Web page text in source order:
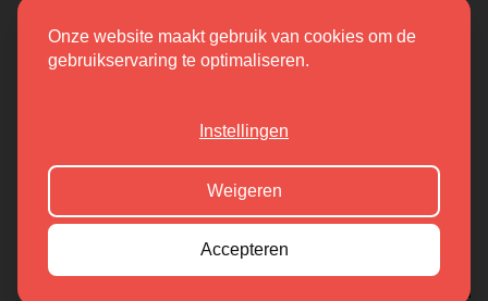
PR linkbuilding
(9.7/10)
Copyright 2026 Markant Internet
Cookieoverzicht
Privacy Policy
Onze website maakt gebruik van cookies om de
gebruikservaring te optimaliseren.
Instellingen
Weigeren
Accepteren